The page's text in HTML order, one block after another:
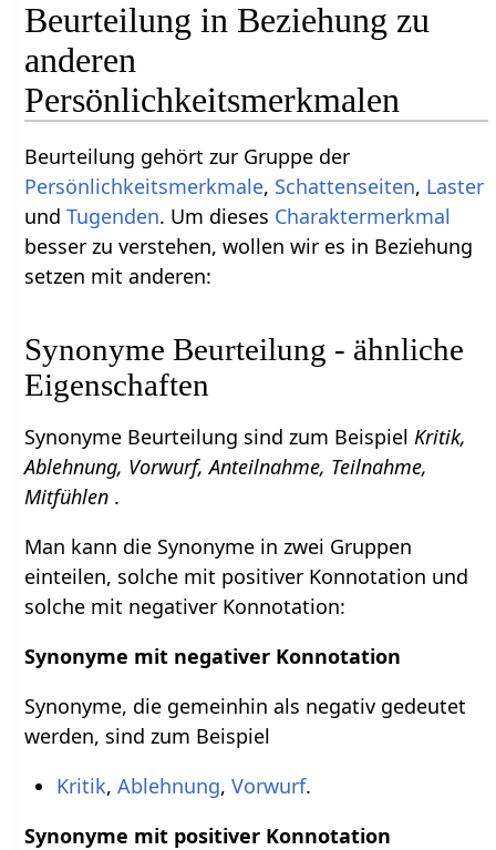
Beurteilung in Beziehung zu
anderen
Persönlichkeitsmerkmalen
Beurteilung gehört zur Gruppe der
Persönlichkeitsmerkmale, Schattenseiten, Laster
undTugenden. Um dieses Charaktermerkmal
besser zu verstehen, wollen wir es in Beziehung
setzen mit anderen:
Synonyme Beurteilung - ähnliche
Eigenschaften
Synonyme Beurteilung sind zum BeispielKritik,
Ablehnung, Vorwurf, Anteilnahme, Teilnahme,
Mitfühlen .
Man kann die Synonyme in zwei Gruppen
einteilen, solche mit positiver Konnotation und
solche mit negativer Konnotation:
Synonyme mit negativer Konnotation
Synonyme, die gemeinhin als negativ gedeutet
werden, sind zum Beispiel
Kritik, Ablehnung, Vorwurf.
Synonyme mit positiver Konnotation